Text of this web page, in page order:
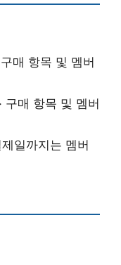
매 항목 및 멤버
매 항목 및 멤버
일까지는 멤버